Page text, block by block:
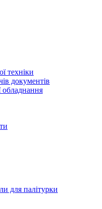
техніки
документів
обладнання
для палітурки